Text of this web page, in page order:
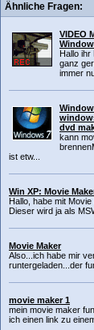
Ähnliche Fragen:
VIDEO
Hallo
ganz
immer
dvd
kann
ist etw...
Win XP: Movie
Hallo, habe mit
Dieser wird ja als
Movie Maker
Also...ich habe mir
runtergeladen...der
movie maker 1
mein movie maker
ich einen link zu